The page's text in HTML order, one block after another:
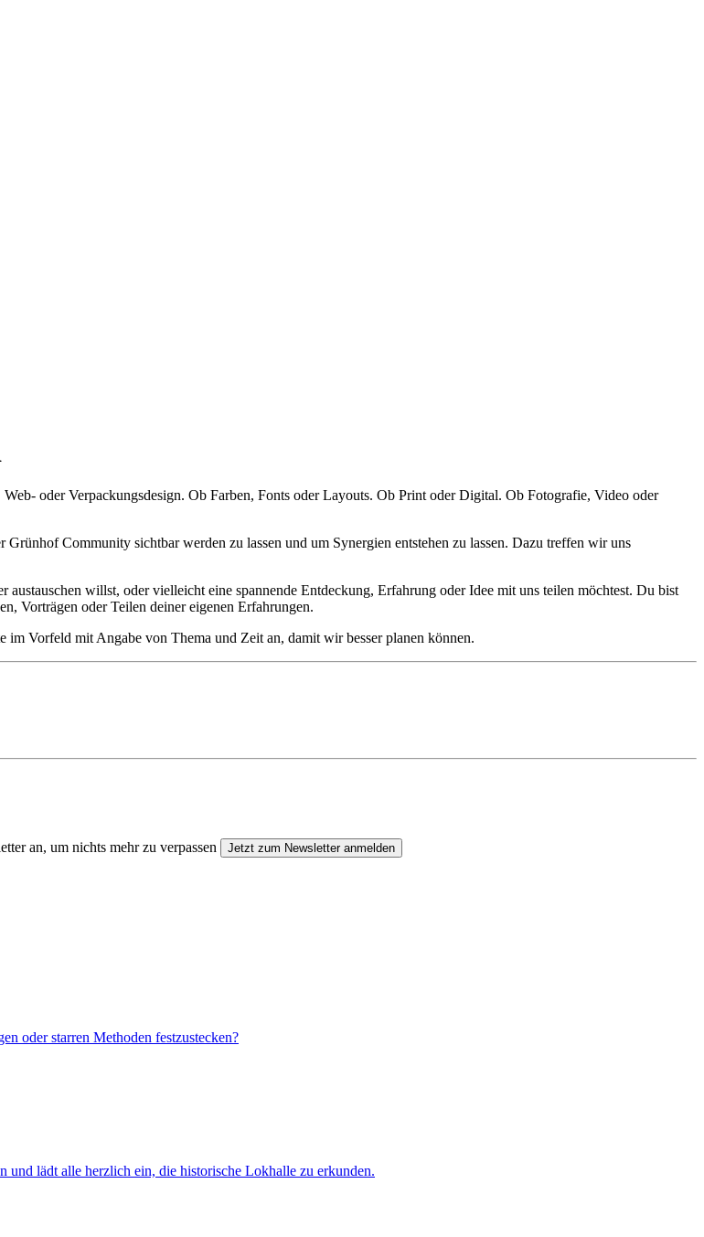
oder Verpackungsdesign. Ob Farben, Fonts oder Layouts. Ob Print oder Digital. Ob Fotografie, Video oder
Community sichtbar werden zu lassen und um Synergien entstehen zu lassen. Dazu treffen wir uns
willst, oder vielleicht eine spannende Entdeckung, Erfahrung oder Idee mit uns teilen möchtest. Du bist
Vorträgen oder Teilen deiner eigenen Erfahrungen.
im Vorfeld mit Angabe von Thema und Zeit an, damit wir besser planen können.
an, um nichts mehr zu verpassen Jetzt zum Newsletter anmelden
oder starren Methoden festzustecken?
lädt alle herzlich ein, die historische Lokhalle zu erkunden.